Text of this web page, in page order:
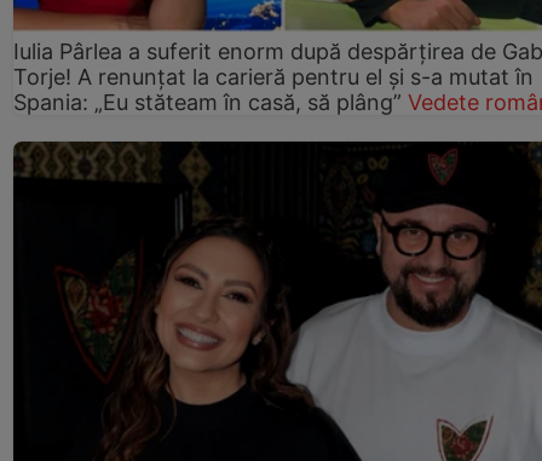
Iulia Pârlea a suferit enorm după despărțirea de
Torje! A renunțat la carieră pentru el și s-a mutat în
Spania: „Eu stăteam în casă, să plâng” Vedete